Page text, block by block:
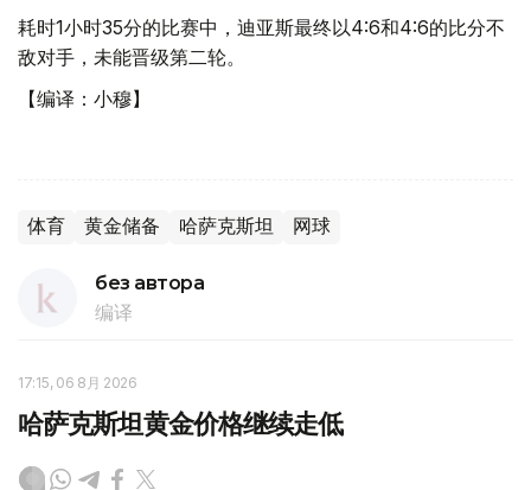
耗时1小时35分的比赛中，迪亚斯最终以4:6和4:6的比分不
敌对手，未能晋级第二轮。
【编译：小穆】
体育 黄金储备 哈萨克斯坦 网球
без автора
编译
17:15, 06 8月 2026
哈萨克斯坦黄金价格继续走低